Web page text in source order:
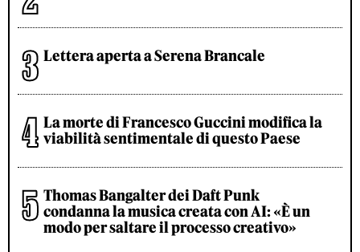
Lettera aperta a Serena Brancale
La morte di Francesco Guccini modifica la
viabilità sentimentale di questo Paese
Thomas Bangalter dei Daft Punk
condanna la musica creata con AI: «È un
modo per saltare il processo creativo»